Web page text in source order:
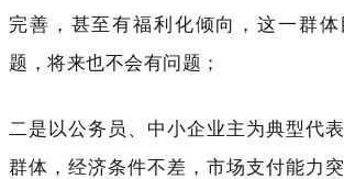
完善，甚至有福利化倾向，这一群
题，将来也不会有问题；
二是以公务员、中小企业主为典型代
群体 ，经济条件不差，市场支付能力